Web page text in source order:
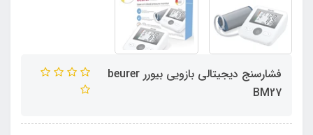
فشارسنج دیجیتالی بازویی بیورر beurer
BM27